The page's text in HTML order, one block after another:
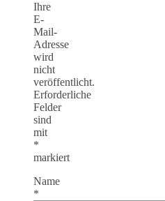
Ihre
E-
Mail-
Adresse
wird
nicht
veröffentlicht.
Erforderliche
Felder
sind
mit
*
markiert
Name
*